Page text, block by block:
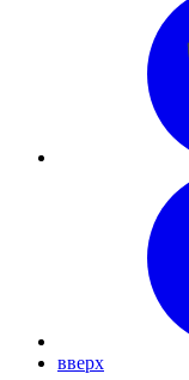
вверх